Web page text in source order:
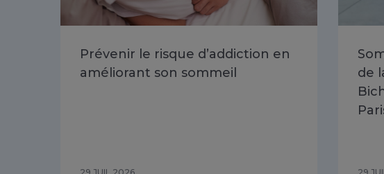
Prévenir le risque d’addiction en
améliorant son sommeil
de